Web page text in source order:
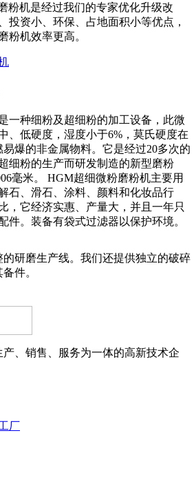
粉机是经过我们的专家优化升级改
投资小、环保、占地面积小等优点，
粉机效率更高。
一种细粉及超细粉的加工设备，此微
、低硬度，湿度小于6%，莫氏硬度在
爆的非金属物料。它是经过20多次的
细粉的生产而研发制造的新型磨粉
毫米。 HGM超细微粉磨粉机主要用
石、滑石、涂料、颜料和化妆品行
，它经济实惠、产量大，并且一年只
件。装备有袋式过滤器以保护环境。
研磨生产线。我们还提供独立的破碎
件。
、销售、服务为一体的高新技术企
厂